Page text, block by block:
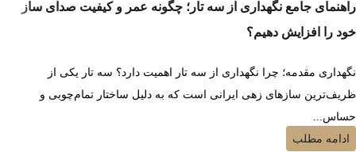
راهنمای جامع نگهداری از سه تار؛ چگونه عمر و کیفیت صدای ساز
خود را افزایش دهیم؟
نگهداری مقدمه؛ چرا نگهداری از سه تار اهمیت دارد؟ سه تار یکی از
ظریف‌ترین سازهای زهی ایرانی است که به دلیل ساختار تمام‌چوبی و
حساس...
ادامه مطلب